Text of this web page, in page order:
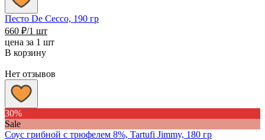
Песто De Cecco, 190 гр
660 ₽/1 шт
цена за 1 шт
В корзину
Нет отзывов
30%
Sale
Соус грибной c трюфелем 8%, Tartufi Jimmy, 180 гр